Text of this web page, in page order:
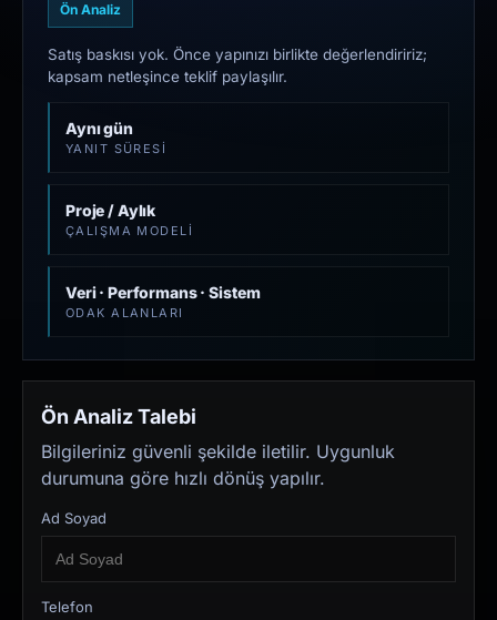
Ön Analiz
Satış baskısı yok. Önce yapınızı birlikte değerlendiririz;
kapsam netleşince teklif paylaşılır.
Aynı gün
YANIT SÜRESI
Proje / Aylık
ÇALIŞMA MODELI
Veri · Performans · Sistem
ODAK ALANLARI
Ön Analiz Talebi
Bilgileriniz güvenli şekilde iletilir. Uygunluk
durumuna göre hızlı dönüş yapılır.
Ad Soyad
Telefon